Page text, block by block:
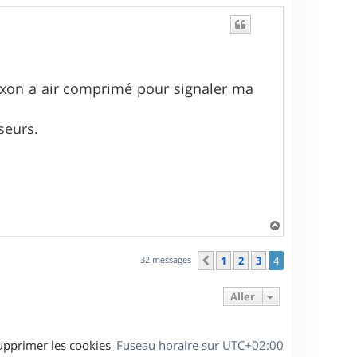
a air comprimé pour signaler ma
a
u
32 messages Précédent
1 2 3 4
Aller
Fuseau horaire sur UTC+02:00
les cookies